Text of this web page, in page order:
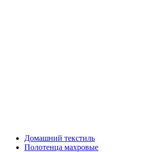
Домашний текстиль
Полотенца махровые